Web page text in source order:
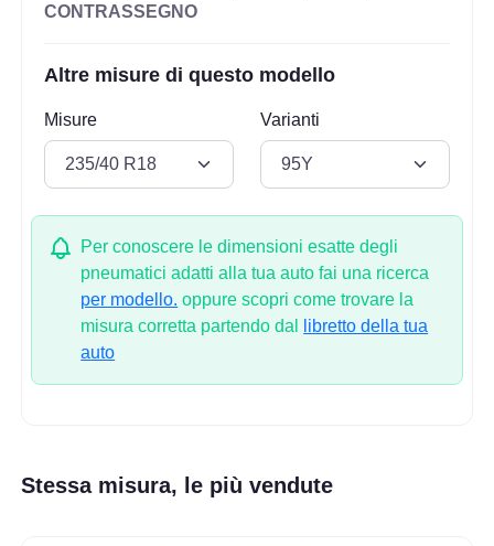
CONTRASSEGNO
Altre misure di questo modello
Misure Varianti
Per conoscere le dimensioni esatte degli
pneumatici adatti alla tua auto fai una ricerca
per modello. oppure scopri come trovare la
misura corretta partendo dal
libretto della tua
auto
Stessa misura, le più vendute